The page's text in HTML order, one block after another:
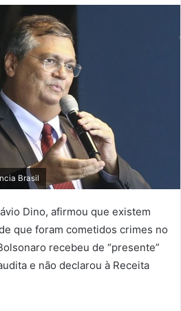
Brasil
Dino, afirmou que existem
que foram cometidos crimes no
recebeu de “presente”
e não declarou à Receita